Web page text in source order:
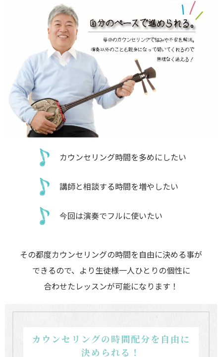
カウンセリング時間を多めにしたい
講師と相談する時間を増やしたい
今回は演奏でフルに使いたい
その都度カウンセリングの時間を自由に決める事が
できるので、より生徒様一人ひとりの個性に
合わせたレッスンが可能になります！
カウンセリングの時間配分を自由に
決められる！